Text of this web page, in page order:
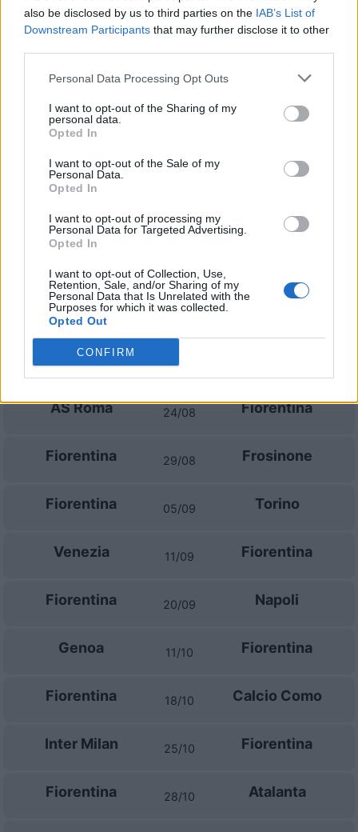
also be disclosed by us to third parties on the IAB’s List of
Downstream Participants that may further disclose it to other
Personal Data Processing Opt Outs
I want to opt-out of the Sharing of my
personal data.
Opted In
I want to opt-out of the Sale of my
Personal Data.
Opted In
I want to opt-out of processing my
Personal Data for Targeted Advertising.
Opted In
I want to opt-out of Collection, Use,
Retention, Sale, and/or Sharing of my
Personal Data that Is Unrelated with the
Purposes for which it was collected.
Opted Out
CONFIRM
Monchengladbach
19/09
FSV Mainz 05
Bayer
Schalke 04 17/10 FSV Mainz 05
FSV Mainz 05 24/10
SV Werder
Bremen
SV Elversberg 31/10
Augsburg
Prossime partite Fiorentina
AS Roma 24/08 Fiorentina
Fiorentina 29/08 Frosinone
Fiorentina 05/09 Torino
Venezia 11/09 Fiorentina
Fiorentina 20/09 Napoli
Genoa 11/10 Fiorentina
Fiorentina 18/10 Calcio Como
Inter Milan 25/10 Fiorentina
Fiorentina 28/10 Atalanta